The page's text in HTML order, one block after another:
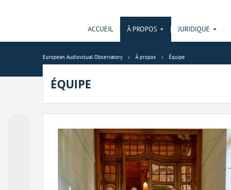
ACCUEIL À PROPOS JURIDIQUE
European Audiovisual Observatory À propos Équipe
ÉQUIPE